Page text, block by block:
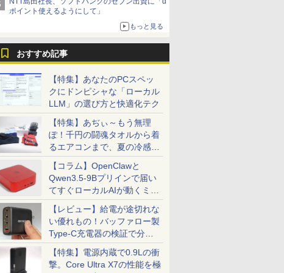
ポイント使えるようにして」
もっと見る
おすすめ記事
【特集】あなたのPCスペッ
クにドンピシャな「ローカル
LLM」の選び方と快適化テク
【特集】あぢぃ～もう無理
ぽ！千円の闘魂タオルから着
るエアコンまで、夏の冷感グ
ッズ一挙紹介
【コラム】OpenClawと
Qwen3.5-9Bプリインで届い
てすぐローカルAIが動くミニ
PC「SER9 Pro」
【レビュー】給電が途切れな
い優れもの！バッファロー製
Type-C充電器の検証で分か
ったこと
【特集】電源内蔵で0.9Lの衝
撃。Core Ultra X7の性能を極